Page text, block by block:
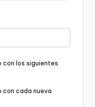
con los siguientes
con cada nueva